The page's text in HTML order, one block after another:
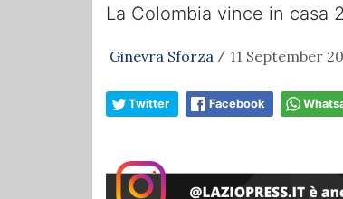
La Colombia vince in casa
Ginevra Sforza / 11 September
Twitter Facebook